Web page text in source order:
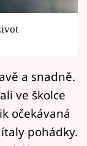
a snadně.
ve školce
očekávaná
pohádky.